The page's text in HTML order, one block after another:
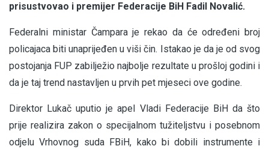
prisustvovao i premijer Federacije BiH Fadil Novalić.
Federalni ministar Čampara je rekao da će određeni broj
policajaca biti unaprijeđen u viši čin. Istakao je da je od svog
postojanja FUP zabilježio najbolje rezultate u prošloj godini i
da je taj trend nastavljen u prvih pet mjeseci ove godine.
Direktor Lukač uputio je apel Vladi Federacije BiH da što
prije realizira zakon o specijalnom tužiteljstvu i posebnom
odjelu Vrhovnog suda FBiH, kako bi dobili instrumente i